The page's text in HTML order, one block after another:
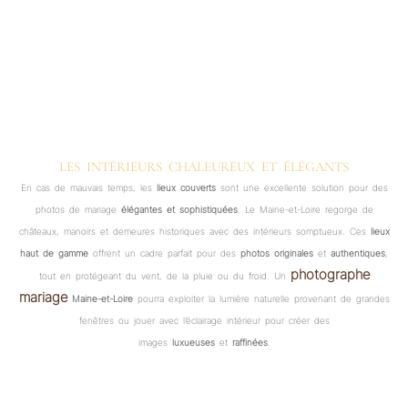
LES INTÉRIEURS CHALEUREUX ET ÉLÉGANTS
En cas de mauvais temps, les lieux couvertssont une excellente solution pour des
photos de mariage élégantes et sophistiquées. Le Maine-et-Loire regorge de
châteaux, manoirs et demeures historiques avec des intérieurs somptueux. Ces lieux
haut de gamme offrent un cadre parfait pour des photos originales et authentiques
tout en protégeant du vent, de la pluie ou du froid. Un photographe
mariageMaine-et-Loirepourra exploiter la lumière naturelle provenant de grandes
fenêtres ou jouer avec l’éclairage intérieur pour créer des
images luxueuseset raffinées.